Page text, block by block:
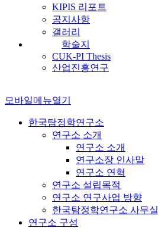
KIPIS 리포트
공지사항
갤러리
학술지
CUK-PI Thesis
산업진흥연구
모바일메뉴열기
한국탐정학연구소
연구소 소개
연구소 소개
연구소장 인사말
연구소 연혁
연구소 설립목적
연구소 연구사업 방향
한국탐정학연구소 사무실
연구소 구성